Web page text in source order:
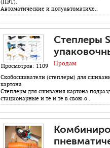
(ПЭТ).
Автоматические и полуавтоматиче..
Просмотров: 1109
Степлеры
Продам
Скобосшиватели (степлеры) для
картона
Степлеры для сшивания картона
стационарные и те и те в свою о..